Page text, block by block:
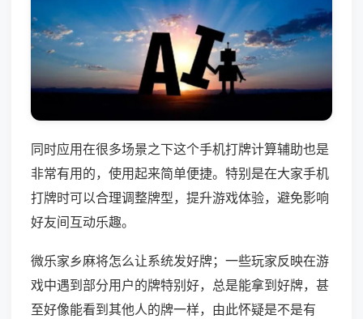
同时应用在很多场景之下这个手机打牌计算辅助也是
非常有用的，使用起来简单便捷。特别是在大家手机
打牌时可以合理调整牌型，提升游戏体验，避免影响
好友间互动乐趣。
微乐家乡麻将怎么让系统发好牌；一些玩家反映在游
戏中遇到部分用户的牌特别好，总是能拿到好牌，甚
至好像能看到其他人的牌一样，由此怀疑是不是有